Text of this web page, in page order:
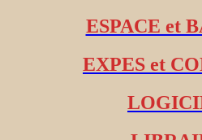
ESPACE et
EXPES et